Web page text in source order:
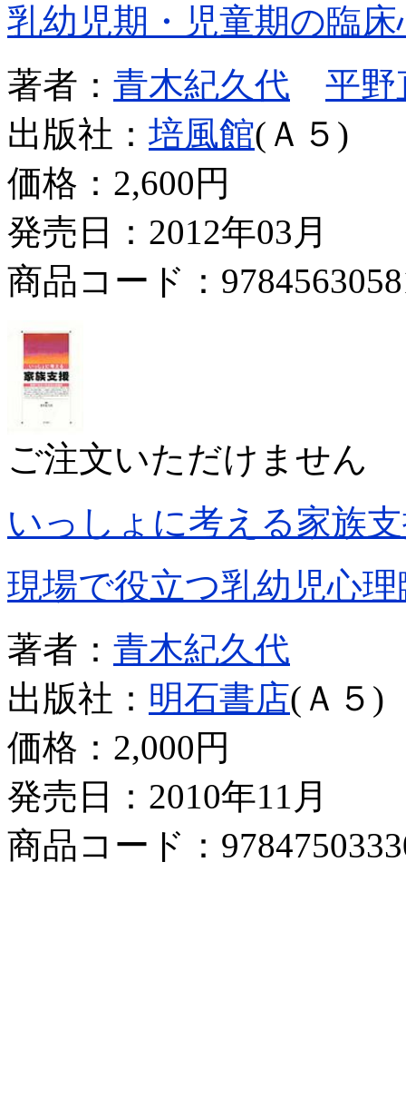
乳幼児期・児童期の臨
著者： 青木紀久代
平野
出版社： 培風館(Ａ５)
価格： 2,600円
発売日：2012年03月
商品コード：
ご注文いただけません
いっしょに考える家族
現場で役立つ乳幼児心
著者： 青木紀久代
出版社： 明石書店(Ａ５)
価格： 2,000円
発売日：2010年11月
商品コード：